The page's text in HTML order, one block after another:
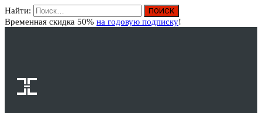
Найти:
Временная скидка 50% на годовую подписку!